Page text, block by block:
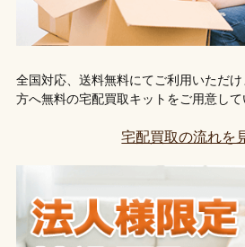
全国対応、送料無料にてご利用いただ
方へ無料の宅配買取キットをご用意して
宅配買取の流れを